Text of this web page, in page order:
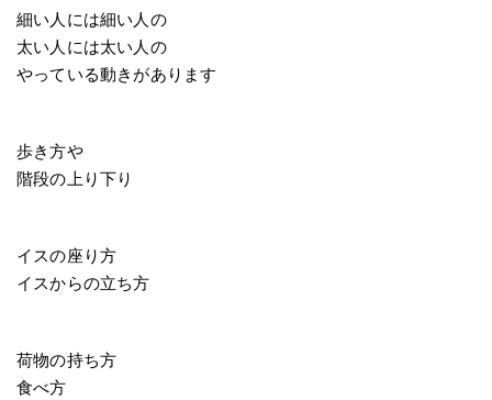
細い人には細い人の
太い人には太い人の
やっている動きがあります
歩き方や
階段の上り下り
イスの座り方
イスからの立ち方
荷物の持ち方
食べ方